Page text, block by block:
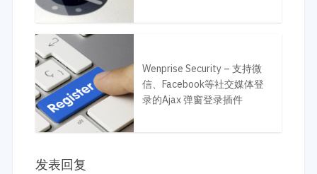
Wenprise Security – 支持微
信、Facebook等社交媒体登
录的Ajax 弹窗登录插件
发表回复